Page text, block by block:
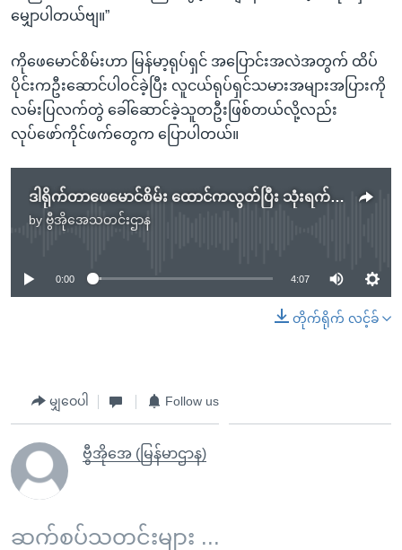
မျှောပါတယ်ဗျ။”
ကိုဖေမောင်စိမ်းဟာ မြန်မာ့ရုပ်ရှင် အပြောင်းအလဲအတွက် ထိပ်
ပိုင်းကဦးဆောင်ပါဝင်ခဲ့ပြီး လူငယ်ရုပ်ရှင်သမားအများအပြားကို
လမ်းပြလက်တွဲ ခေါ်ဆောင်ခဲ့သူတဦးဖြစ်တယ်လို့လည်း
လုပ်ဖော်ကိုင်ဖက်တွေက ပြောပါတယ်။
ဒါရိုက်တာဖေမောင်စိမ်း ထောင်ကလွတ်ပြီး သုံးရက်အကြာကွယ်လွန်
by ဗွီအိုအေသတင်းဌာန
No media source currently available
0:00 4:07
တိုက်ရိုက် လင့်ခ်
မျှဝေပါ Follow us
ဗွီအိုအေ (မြန်မာဌာန)
ဆက်စပ်သတင်းများ ...